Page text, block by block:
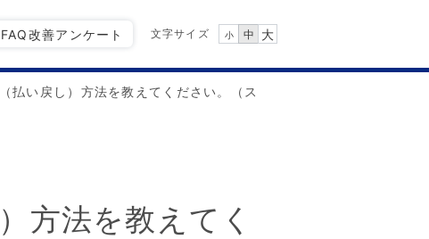
FAQ改善アンケート 文字サイズ 小 中 大
払い戻し）方法を教えてください。（ス
方法を教えてく